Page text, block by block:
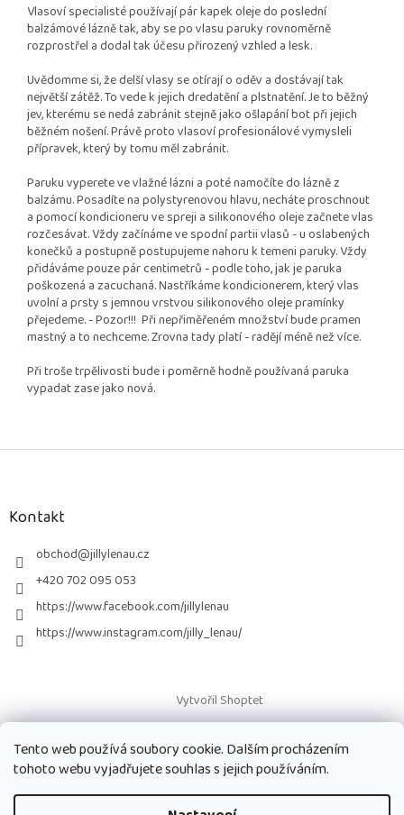
Tento web používá soubory cookie. Dalším procházením
tohoto webu vyjadřujete souhlas s jejich používáním.
Vlasoví specialisté používají pár kapek oleje do poslední
balzámové lázně tak, aby se po vlasu paruky rovnoměrně
rozprostřel a dodal tak účesu přirozený vzhled a lesk.
Uvědomme si, že delší vlasy se otírají o oděv a dostávají tak
největší zátěž. To vede k jejich dredatění a plstnatění. Je to běžný
jev, kterému se nedá zabránit stejně jako ošlapání bot při jejich
běžném nošení. Právě proto vlasoví profesionálové vymysleli
přípravek, který by tomu měl zabránit.
Paruku vyperete ve vlažné lázni a poté namočíte do lázně z
balzámu. Posadíte na polystyrenovou hlavu, necháte proschnout
a pomocí kondicioneru ve spreji a silikonového oleje začnete vlas
rozčesávat. Vždy začínáme ve spodní partii vlasů - u oslabených
konečků a postupně postupujeme nahoru k temeni paruky. Vždy
přidáváme pouze pár centimetrů - podle toho, jak je paruka
poškozená a zacuchaná. Nastříkáme kondicionerem, který vlas
uvolní a prsty s jemnou vrstvou silikonového oleje pramínky
přejedeme. - Pozor!!! Při nepřiměřeném množství bude pramen
mastný a to nechceme. Zrovna tady platí - radějí méně než více.
Při troše trpělivosti bude i poměrně hodně používaná paruka
vypadat zase jako nová.
Z
Kontakt
obchod@jillylenau.cz
+420 702 095 053
https://www.facebook.com/jillylenau
https://www.instagram.com/jilly_lenau/
Vytvořil Shoptet
Copyright 2026Paruky Jilly Lenau s.r.o.. Všechna práva vyhrazena.